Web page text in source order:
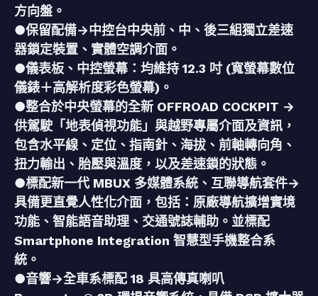
方向盤。
●保留配備→中控台中央前、中、後三組獨立差速
器鎖定裝置、實體空調介面。
●儀表板、中控螢幕：均維持 12.3 吋 (寬螢幕數位
儀錶＋高解析度彩色螢幕)。
●整合於中央螢幕的全新 OFFROAD COCKPIT →
供駕駛「地表偵視功能」與越野專屬介面及資訊，
包含水平線、定位、指南針、海拔、前軸轉向角、
扭力輸出、胎壓與溫度，以及差速鎖的狀態。
●標配新一代 MBUX 多媒體系統、互聯導航套件→
具備更直覺人性化介面，包括：原廠導航擴增實境
功能、智能語音助理、交通號誌輔助。並標配
Smartphone Integration 智慧型手機整合系
統。
●音響→全車系標配 18 具高傳真喇叭